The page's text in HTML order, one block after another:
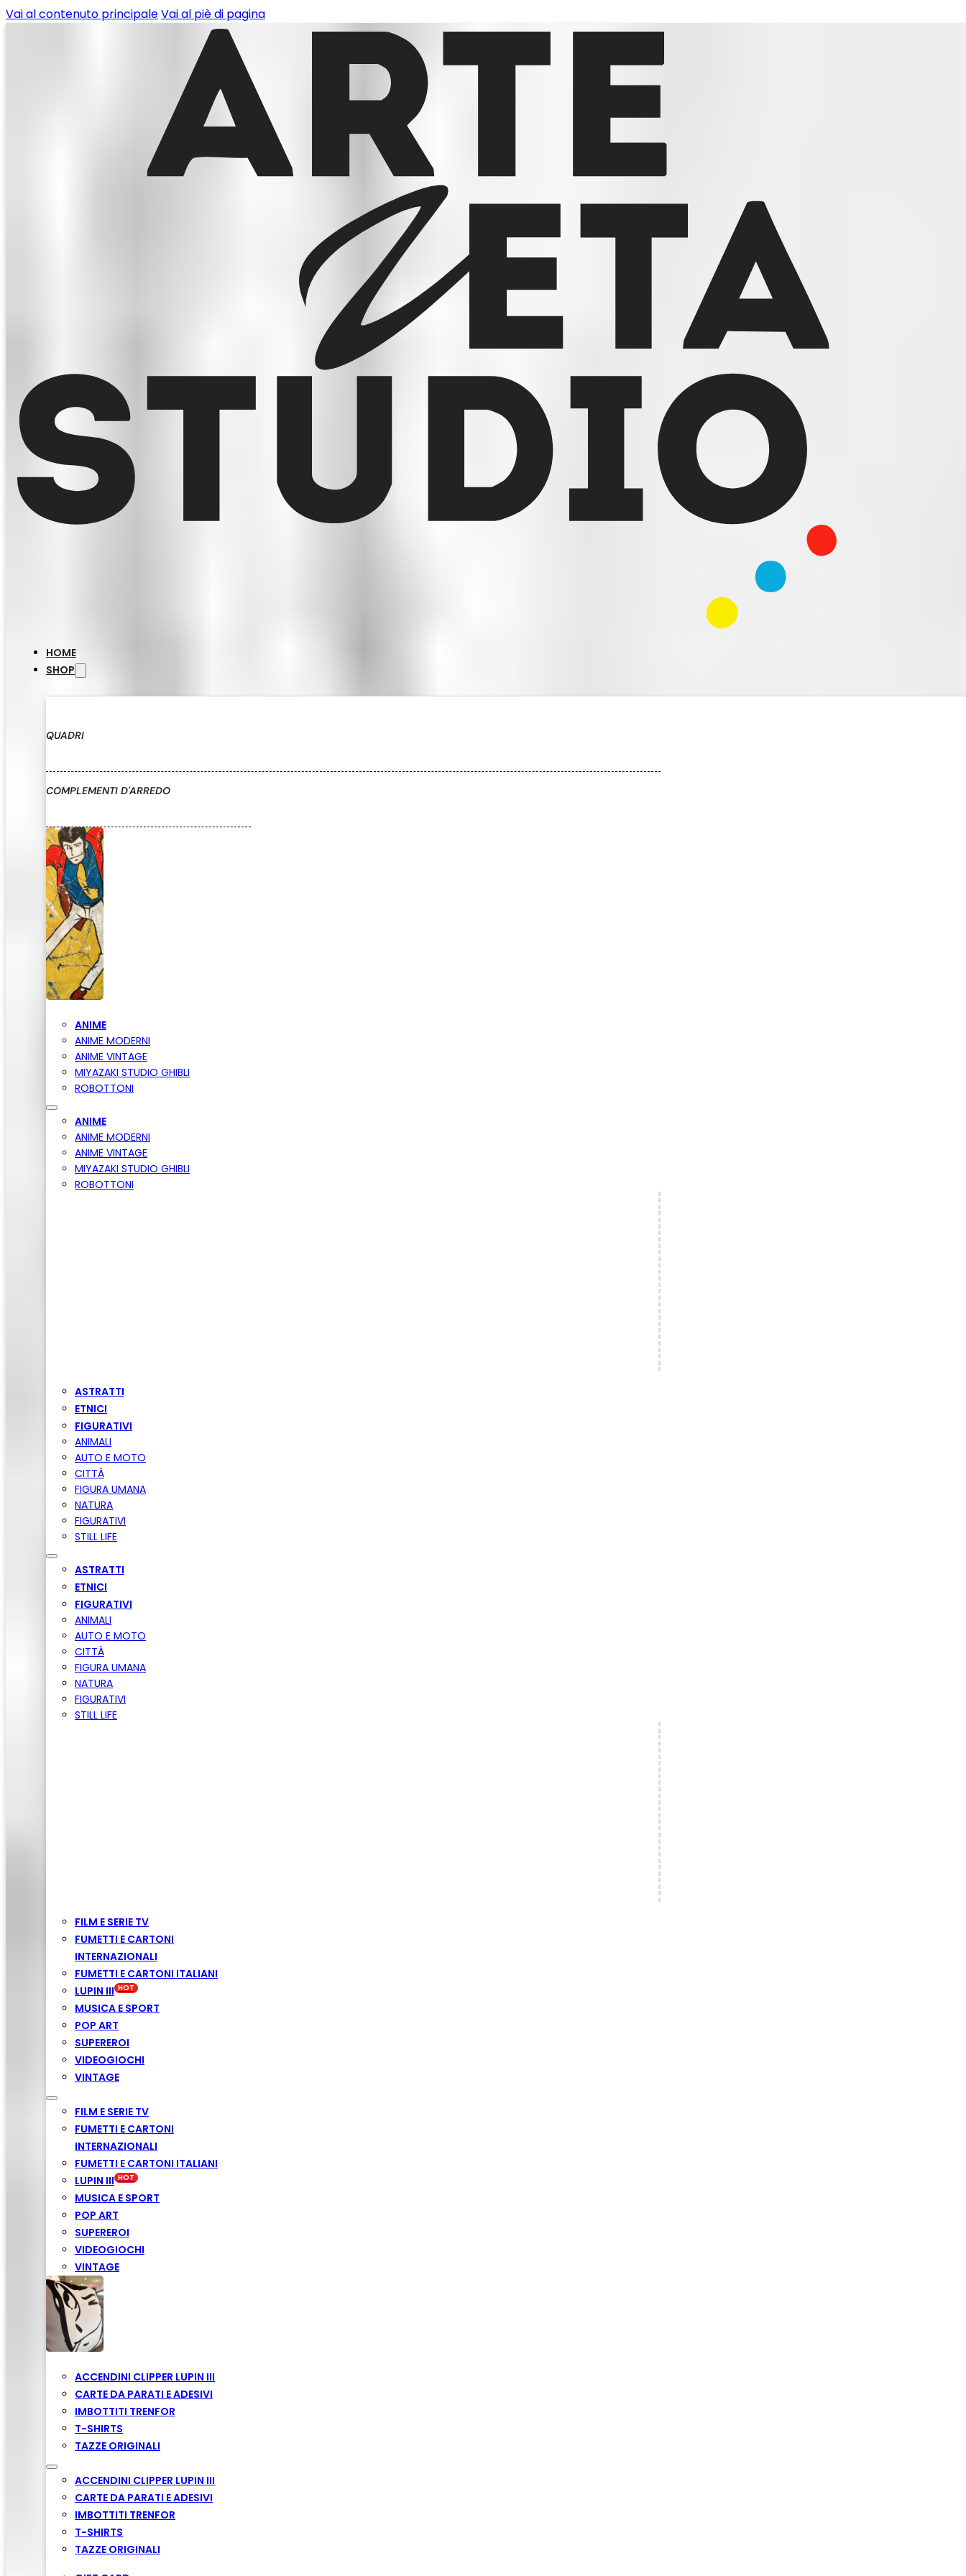
Vai al contenuto principaleVai al piè di pagina
HOME
SHOP
QUADRI
COMPLEMENTI D'ARREDO
ANIME
ANIME MODERNI
ANIME VINTAGE
MIYAZAKI STUDIO GHIBLI
ROBOTTONI
ANIME
ANIME MODERNI
ANIME VINTAGE
MIYAZAKI STUDIO GHIBLI
ROBOTTONI
ASTRATTI
ETNICI
FIGURATIVI
ANIMALI
AUTO E MOTO
CITTÀ
FIGURA UMANA
NATURA
FIGURATIVI
STILL LIFE
ASTRATTI
ETNICI
FIGURATIVI
ANIMALI
AUTO E MOTO
CITTÀ
FIGURA UMANA
NATURA
FIGURATIVI
STILL LIFE
FILM E SERIE TV
FUMETTI E CARTONI
INTERNAZIONALI
FUMETTI E CARTONI ITALIANI
LUPIN III
MUSICA E SPORT
POP ART
SUPEREROI
VIDEOGIOCHI
VINTAGE
FILM E SERIE TV
FUMETTI E CARTONI
INTERNAZIONALI
FUMETTI E CARTONI ITALIANI
LUPIN III
MUSICA E SPORT
POP ART
SUPEREROI
VIDEOGIOCHI
VINTAGE
ACCENDINI CLIPPER LUPIN III
CARTE DA PARATI E ADESIVI
IMBOTTITI TRENFOR
T-SHIRTS
TAZZE ORIGINALI
ACCENDINI CLIPPER LUPIN III
CARTE DA PARATI E ADESIVI
IMBOTTITI TRENFOR
T-SHIRTS
TAZZE ORIGINALI